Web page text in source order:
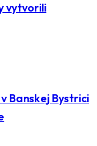
vytvorili
Banskej Bystrici